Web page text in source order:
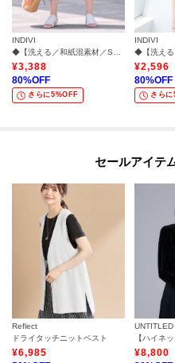
INDIVI
◆【洗える／和紙混素材／SETUP可能】フレアスカート
¥3,388
80%OFF
さらに5%OFF
INDIVI
¥2,596
80%OFF
さら
セールアイテ
Reflect
ドライタッチニットベスト
¥6,985
UNTITLED
¥8,800